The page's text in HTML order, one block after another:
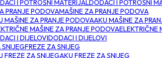
DODACI I POTROŠNI
MAŠINE ZA PRANJE PODOVA
AKU MAŠINE ZA
ELEKTRIČNE
DODACI I DIJELOVI
FREZE ZA SNIJEG
AKU FREZE ZA SNIJEG